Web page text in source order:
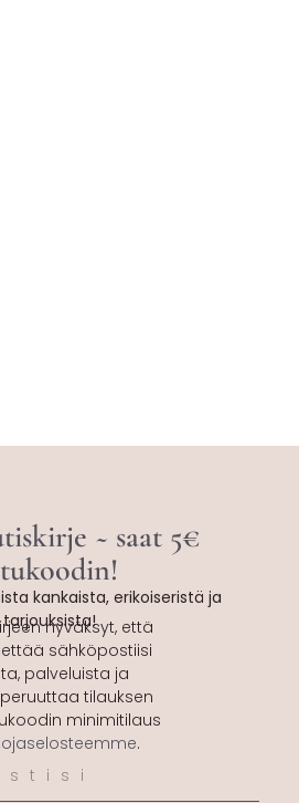
~ saat 5€
kankaista, erikoiseristä ja
tarjouksista!
hyväksyt, että
sähköpostiisi
palveluista ja
tilauksen
minimitilaus
.